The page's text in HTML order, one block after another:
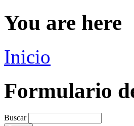
You are here
Inicio
Formulario
Buscar